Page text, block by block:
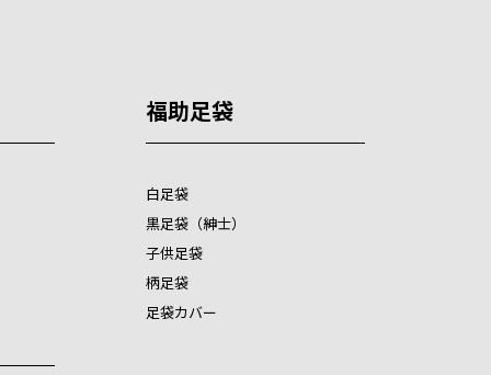
福助足袋
白足袋
黒足袋（紳士）
子供足袋
柄足袋
足袋カバー